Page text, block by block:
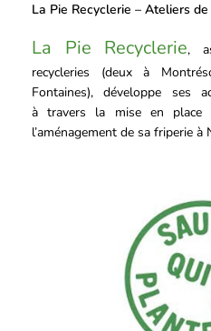
La Pie Recyclerie – Ateliers
La Pie Recyclerie,
recycleries (deux à
Fontaines), développe ses
à travers la mise en place
l’aménagement de sa friperie